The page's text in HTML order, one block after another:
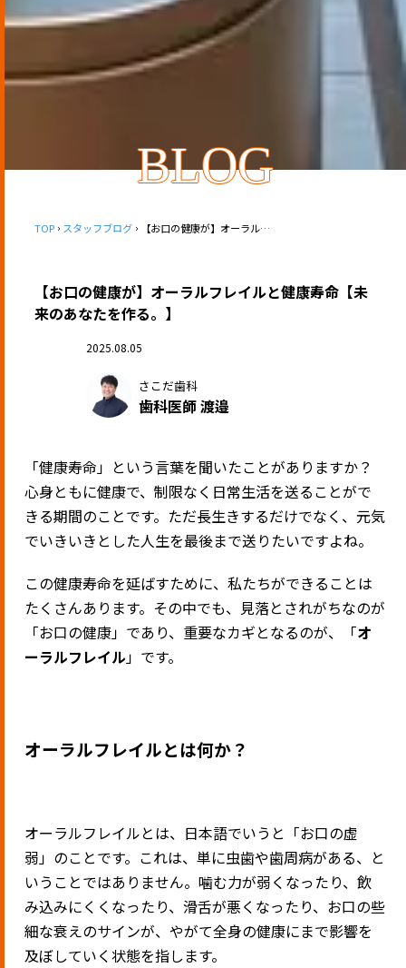
BLOG
TOP スタッフブログ 【お口の健康が】オーラルフレイルと健康寿命【未来のあなたを作る。】
【お口の健康が】オーラルフレイルと健康寿命【未
来のあなたを作る。】
2025.08.05
さこだ歯科
歯科医師 渡邉
「健康寿命」という言葉を聞いたことがありますか？
心身ともに健康で、制限なく日常生活を送ることがで
きる期間のことです。ただ長生きするだけでなく、元気
でいきいきとした人生を最後まで送りたいですよね。
この健康寿命を延ばすために、私たちができることは
たくさんあります。その中でも、見落とされがちなのが
「お口の健康」であり、重要なカギとなるのが、「オ
ーラルフレイル」です。
オーラルフレイルとは何か？
オーラルフレイルとは、日本語でいうと「お口の虚
弱」のことです。これは、単に虫歯や歯周病がある、と
いうことではありません。噛む力が弱くなったり、飲
み込みにくくなったり、滑舌が悪くなったり、お口の些
細な衰えのサインが、やがて全身の健康にまで影響を
及ぼしていく状態を指します。